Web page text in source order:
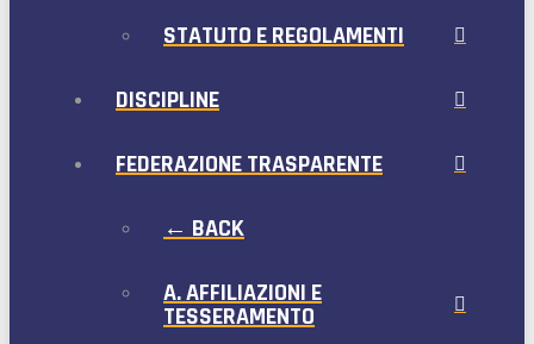
STATUTO E REGOLAMENTI
DISCIPLINE
FEDERAZIONE TRASPARENTE
← BACK
A. AFFILIAZIONI E
TESSERAMENTO